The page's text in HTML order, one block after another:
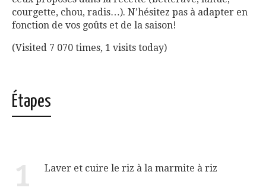
courgette, chou, radis…). N’hésitez pas à adapter en
fonction de vos goûts et de la saison!
(Visited 7 070 times, 1 visits today)
Étapes
1 Laver et cuire le riz à la marmite à riz